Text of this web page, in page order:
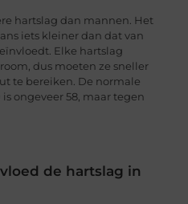
hartslag dan mannen. Het
iets kleiner dan dat van
Elke hartslag
dus moeten ze sneller
te bereiken. De normale
ongeveer 58, maar tegen
de hartslag in